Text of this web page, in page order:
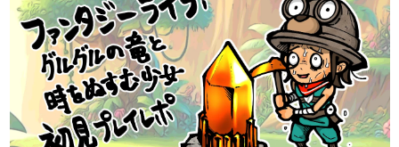
日本モバイルゲーム産業史
日本のモバイルゲーム史における主要なトピック・タイト
ルを網羅するほか、開発者へのインタビューや識者による
解説を掲載。約20年の歴史が一望できる決定版！
若ゲのいたり〜ゲームクリエイターの青春〜
『うつヌケ』『ペンと箸』等で知られるマンガ家・田中圭
一先生によるゲーム業界レポートマンガです。